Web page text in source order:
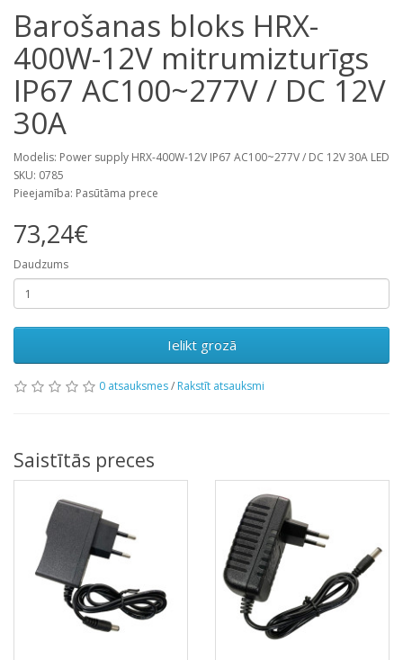
Barošanas bloks HRX-
400W-12V mitrumizturīgs
IP67 AC100~277V / DC 12V
30A
Modelis: Power supply HRX-400W-12V IP67 AC100~277V / DC 12V 30A LED
SKU: 0785
Pieejamība: Pasūtāma prece
73,24€
Daudzums
Ielikt grozā
0 atsauksmes/ Rakstīt atsauksmi
Saistītās preces